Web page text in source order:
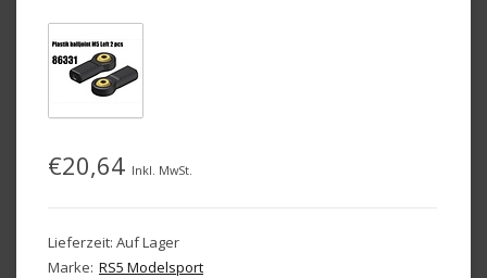
€20,64 Inkl. MwSt.
Lieferzeit: Auf Lager
Marke: RS5 Modelsport